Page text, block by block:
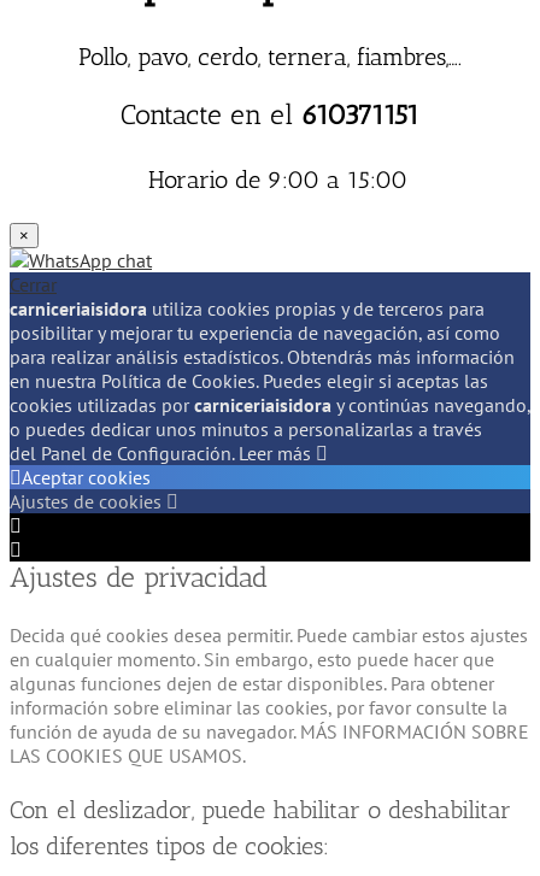
Pollo, pavo, cerdo, ternera, fiambres,….
Contacte en el 610371151
Horario de 9:00 a 15:00
×
Cerrar
carniceriaisidora utiliza cookies propias y de terceros para
posibilitar y mejorar tu experiencia de navegación, así como
para realizar análisis estadísticos. Obtendrás más información
en nuestra Política de Cookies. Puedes elegir si aceptas las
cookies utilizadas porcarniceriaisidora y continúas navegando,
o puedes dedicar unos minutos a personalizarlas a través
del Panel de Configuración. Leer más
Aceptar cookies
Ajustes de cookies
Cookie
Box
de
Cookie
Ajustes de privacidad
Decida qué cookies desea permitir. Puede cambiar estos ajustes
en cualquier momento. Sin embargo, esto puede hacer que
algunas funciones dejen de estar disponibles. Para obtener
información sobre eliminar las cookies, por favor consulte la
función de ayuda de su navegador. MÁS INFORMACIÓN SOBRE
LAS COOKIES QUE USAMOS.
Con el deslizador, puede habilitar o deshabilitar
los diferentes tipos de cookies: